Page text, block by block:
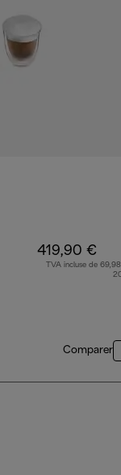
419,90 €
TVA incluse de
Comparer